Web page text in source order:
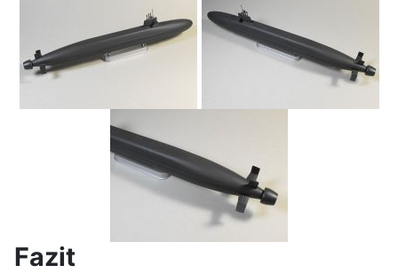
Fazit